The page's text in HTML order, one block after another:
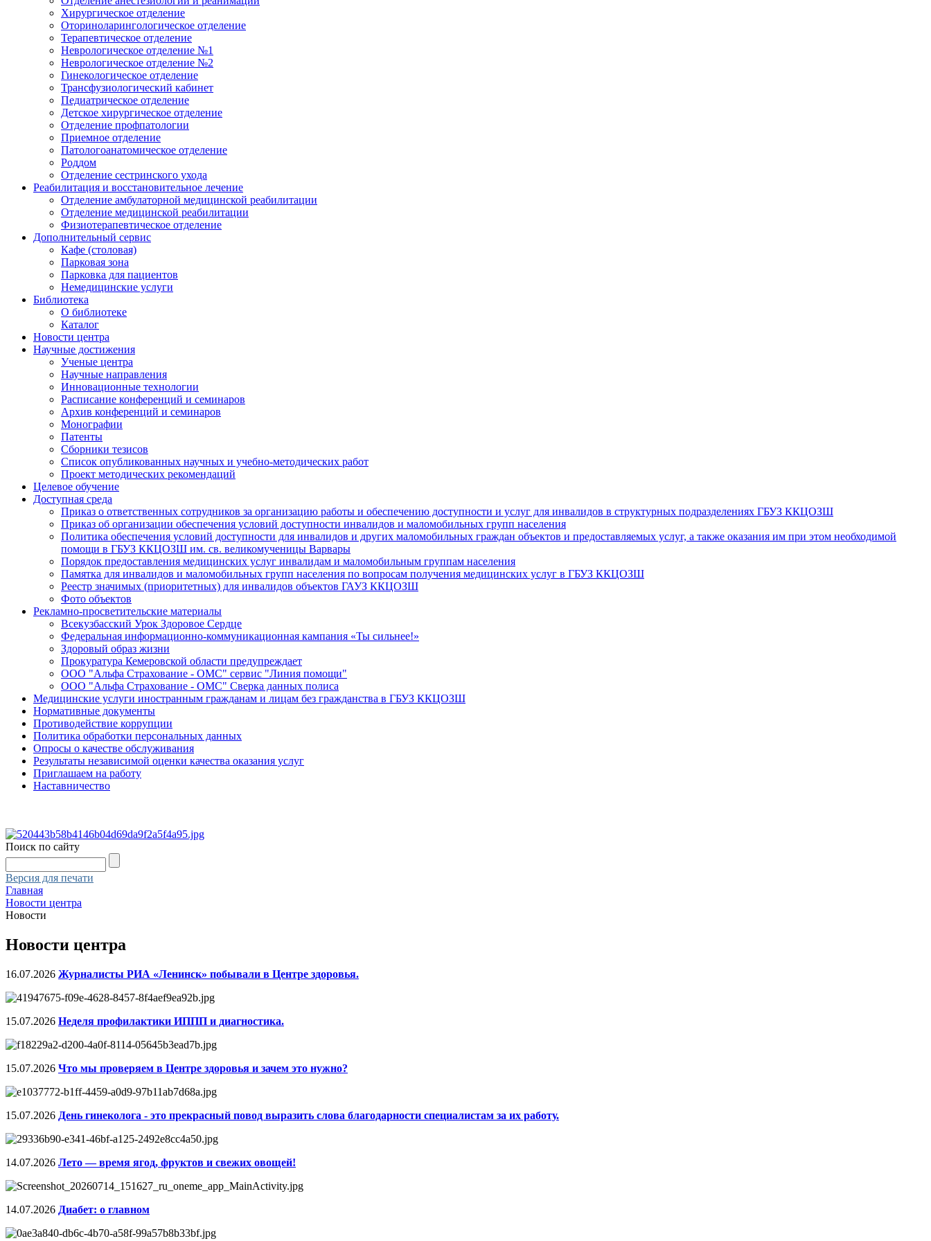
Хирургическое отделение
Оториноларингологическое отделение
Терапевтическое отделение
Неврологическое отделение №1
Неврологическое отделение №2
Гинекологическое отделение
Трансфузиологический кабинет
Педиатрическое отделение
Детское хирургическое отделение
Отделение профпатологии
Приемное отделение
Патологоанатомическое отделение
Роддом
Отделение сестринского ухода
Реабилитация и восстановительное лечение
Отделение амбулаторной медицинской реабилитации
Отделение медицинской реабилитации
Физиотерапевтическое отделение
Дополнительный сервис
Кафе (столовая)
Парковая зона
Парковка для пациентов
Немедицинские услуги
Библиотека
О библиотеке
Каталог
Новости центра
Научные достижения
Ученые центра
Научные направления
Инновационные технологии
Расписание конференций и семинаров
Архив конференций и семинаров
Монографии
Патенты
Сборники тезисов
Список опубликованных научных и учебно-методических работ
Проект методических рекомендаций
Целевое обучение
Доступная среда
Приказ о ответственных сотрудников за организацию работы и обеспечению доступности и услуг для инвалидов в структурных подразделениях ГБУЗ ККЦОЗШ
Приказ об организации обеспечения условий доступности инвалидов и маломобильных групп населения
Политика обеспечения условий доступности для инвалидов и других маломобильных граждан объектов и предоставляемых услуг, а также оказания им при этом необходимой
помощи в ГБУЗ ККЦОЗШ им. св. великомученицы Варвары
Порядок предоставления медицинских услуг инвалидам и маломобильным группам населения
Памятка для инвалидов и маломобильных групп населения по вопросам получения медицинских услуг в ГБУЗ ККЦОЗШ
Реестр значимых (приоритетных) для инвалидов объектов ГАУЗ ККЦОЗШ
Фото объектов
Рекламно-просветительские материалы
Всекузбасский Урок Здоровое Сердце
Федеральная информационно-коммуникационная кампания «Ты сильнее!»
Здоровый образ жизни
Прокуратура Кемеровской области предупреждает
ООО "Альфа Страхование - ОМС" сервис "Линия помощи"
ООО "Альфа Страхование - ОМС" Сверка данных полиса
Медицинские услуги иностранным гражданам и лицам без гражданства в ГБУЗ ККЦОЗШ
Нормативные документы
Противодействие коррупции
Политика обработки персональных данных
Опросы о качестве обслуживания
Результаты независимой оценки качества оказания услуг
Приглашаем на работу
Наставничество
Поиск по сайту
Версия для печати
Главная
Новости центра
Новости
Новости центра
16.07.2026 Журналисты РИА «Ленинск» побывали в Центре здоровья.
15.07.2026 Неделя профилактики ИППП и диагностика.
15.07.2026 Что мы проверяем в Центре здоровья и зачем это нужно?
15.07.2026 День гинеколога - это прекрасный повод выразить слова благодарности специалистам за их работу.
14.07.2026 Лето — время ягод, фруктов и свежих овощей!
14.07.2026 Диабет: о главном